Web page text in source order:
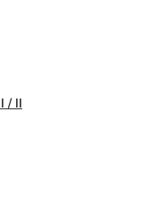
/ II